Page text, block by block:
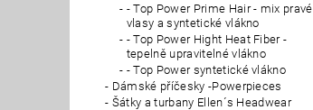
- Top Power Prime Hair - mix pravé
vlasy a syntetické vlákno
- Top Power Hight Heat Fiber -
tepelně upravitelné vlákno
- Top Power syntetické vlákno
Dámské příčesky -Powerpieces
Šátky a turbany Ellen´s Headwear